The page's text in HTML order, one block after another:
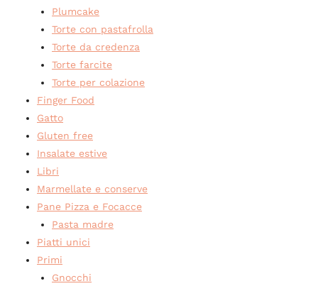
Plumcake
Torte con pastafrolla
Torte da credenza
Torte farcite
Torte per colazione
Finger Food
Gatto
Gluten free
Insalate estive
Libri
Marmellate e conserve
Pane Pizza e Focacce
Pasta madre
Piatti unici
Primi
Gnocchi